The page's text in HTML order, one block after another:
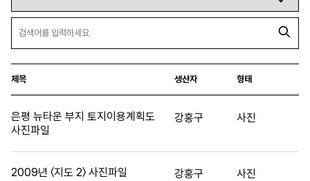
제목 생산자 형태
은평 뉴타운 부지 토지이용계획도
사진파일
강홍구 사진
2009년 〈지도 2〉 사진파일 강홍구 사진